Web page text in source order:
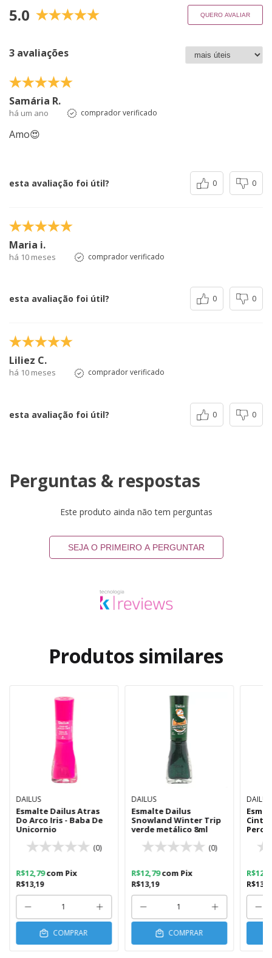
5.0 QUERO AVALIAR
3 avaliações
Samária R.
há um ano comprador verificado
Amo😍
esta avaliação foi útil? 0 0
Maria i.
há 10 meses comprador verificado
esta avaliação foi útil? 0 0
Liliez C.
há 10 meses comprador verificado
esta avaliação foi útil? 0 0
Perguntas & respostas
Este produto ainda não tem perguntas
SEJA O PRIMEIRO A PERGUNTAR
Produtos similares
DAILUS
Esmalte Dailus Atras
Do Arco Iris - Baba De
Unicornio
(0)
R$13,19
R$12,79com Pix
COMPRAR
DAILUS
Esmalte Dailus
Snowland Winter Trip
verde metálico 8ml
(0)
R$13,19
R$12,79com Pix
COMPRAR
DAILUS